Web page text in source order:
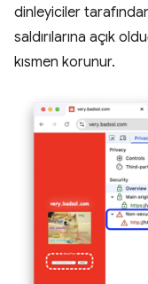
dinleyiciler
saldırılarına açık
kısmen korunur.